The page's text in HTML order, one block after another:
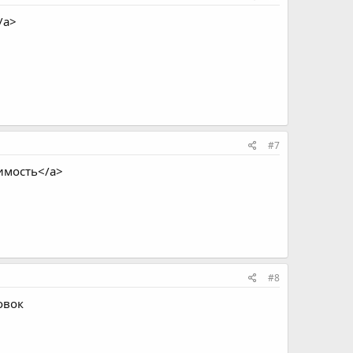
#7
a>
#8